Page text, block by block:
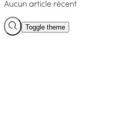
Aucun article récent
Toggle theme